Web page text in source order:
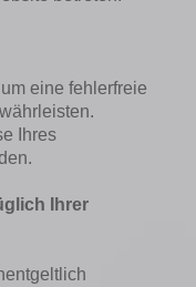
eine fehlerfreie
Ihres
Ihrer